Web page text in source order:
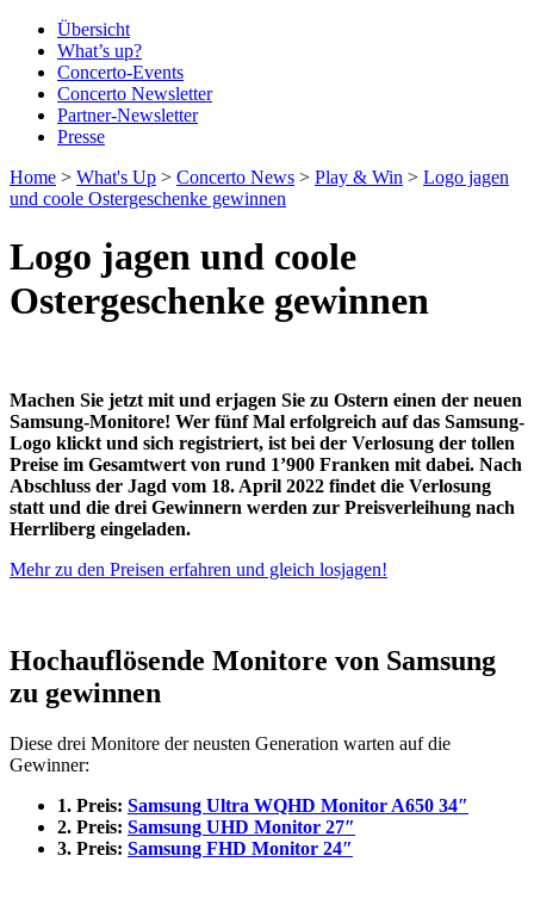
Übersicht
What’s up?
Concerto-Events
Concerto Newsletter
Partner-Newsletter
Presse
Home > What's Up > Concerto News > Play & Win > Logo jagen
und coole Ostergeschenke gewinnen
Logo jagen und coole
Ostergeschenke gewinnen
Machen Sie jetzt mit und erjagen Sie zu Ostern einen der neuen
Samsung-Monitore! Wer fünf Mal erfolgreich auf das Samsung-
Logo klickt und sich registriert, ist bei der Verlosung der tollen
Preise im Gesamtwert von rund 1’900 Franken mit dabei. Nach
Abschluss der Jagd vom 18. April 2022 findet die Verlosung
statt und die drei Gewinnern werden zur Preisverleihung nach
Herrliberg eingeladen.
Mehr zu den Preisen erfahren und gleich losjagen!
Hochauflösende Monitore von Samsung
zu gewinnen
Diese drei Monitore der neusten Generation warten auf die
Gewinner:
1. Preis: Samsung Ultra WQHD Monitor A650 34″
2. Preis: Samsung UHD Monitor 27″
3. Preis: Samsung FHD Monitor 24″